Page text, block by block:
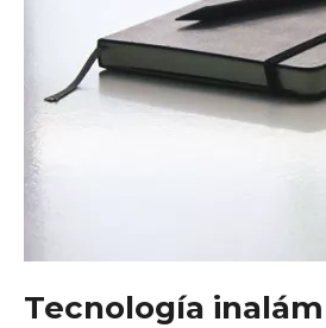
Tecnología